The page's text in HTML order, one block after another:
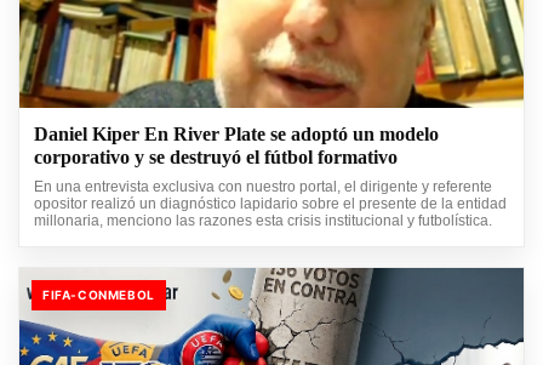
Daniel Kiper En River Plate se adoptó un modelo
corporativo y se destruyó el fútbol formativo
En una entrevista exclusiva con nuestro portal, el dirigente y referente
opositor realizó un diagnóstico lapidario sobre el presente de la entidad
millonaria, menciono las razones esta crisis institucional y futbolística.
FIFA-CONMEBOL